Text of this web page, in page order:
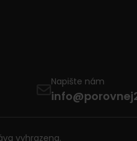
Napište nám
vyhrazena.